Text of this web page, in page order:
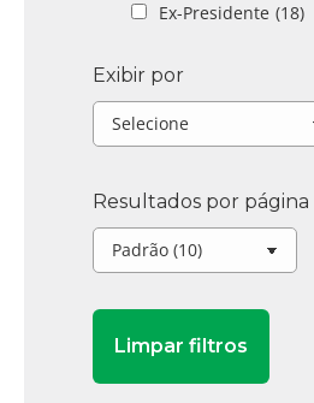
Ex-Presidente (18)
Exibir por
Resultados por página